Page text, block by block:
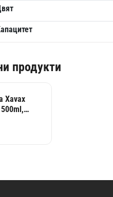
продукти
Xavax